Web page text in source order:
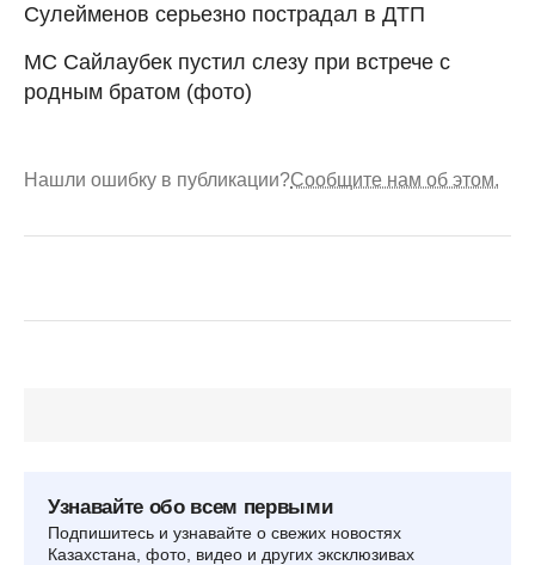
Сулейменов серьезно пострадал в ДТП
МС Сайлаубек пустил слезу при встрече с
родным братом (фото)
Нашли ошибку в публикации?Сообщите нам об этом.
Узнавайте обо всем первыми
Подпишитесь и узнавайте о свежих новостях
Казахстана, фото, видео и других эксклюзивах